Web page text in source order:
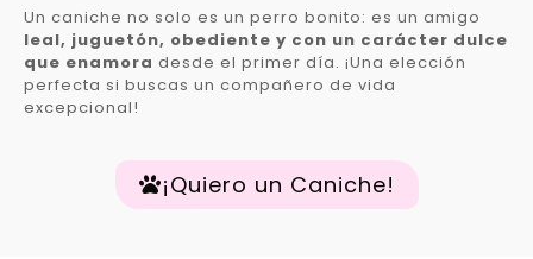
Un caniche no solo es un perro bonito: es un amigo
leal, juguetón, obediente y con un carácter dulce
que enamora desde el primer día. ¡Una elección
perfecta si buscas un compañero de vida
excepcional!
¡Quiero un Caniche!